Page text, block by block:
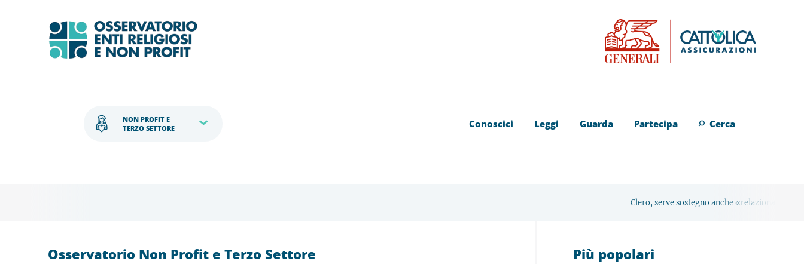
NON PROFIT E
TERZO SETTORE
Conoscici Leggi Guarda Partecipa Cerca
Clero, serve sostegno anche «relazionale» Avvenire Roma
Osservatorio Non Profit e Terzo Settore Più popolari